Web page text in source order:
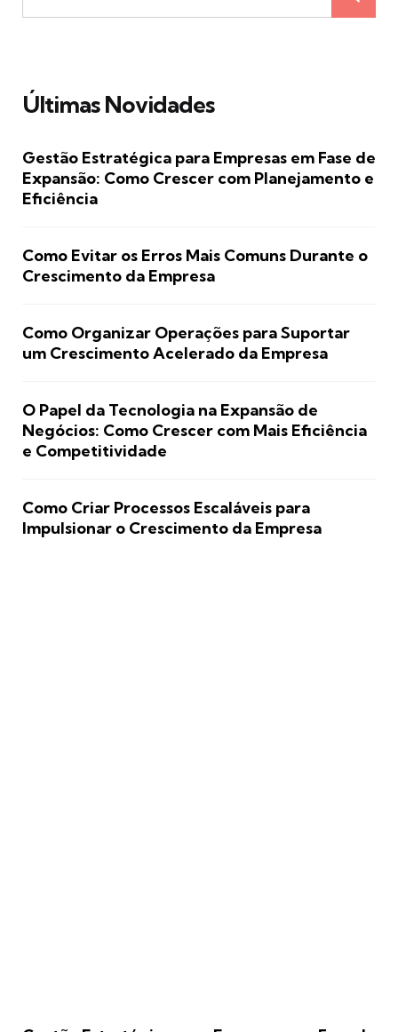
Últimas Novidades
Gestão Estratégica para Empresas em Fase de
Expansão: Como Crescer com Planejamento e
Eficiência
Como Evitar os Erros Mais Comuns Durante o
Crescimento da Empresa
Como Organizar Operações para Suportar
um Crescimento Acelerado da Empresa
O Papel da Tecnologia na Expansão de
Negócios: Como Crescer com Mais Eficiência
e Competitividade
Como Criar Processos Escaláveis para
Impulsionar o Crescimento da Empresa